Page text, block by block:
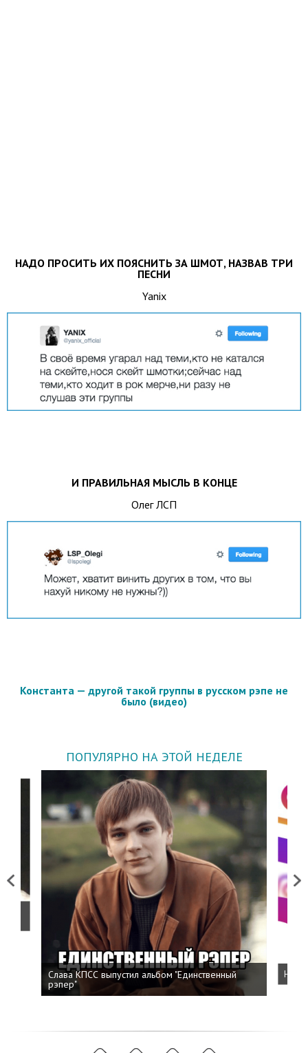
НАДО ПРОСИТЬ ИХ ПОЯСНИТЬ ЗА ШМОТ, НАЗВАВ ТРИ
ПЕСНИ
Yanix
И ПРАВИЛЬНАЯ МЫСЛЬ В КОНЦЕ
Олег ЛСП
Константа — другой такой группы в русском рэпе не
было (видео)
ПОПУЛЯРНО НА ЭТОЙ НЕДЕЛЕ
Previous
Слава КПСС выпустил альбом "Единственный
рэпер"
Next